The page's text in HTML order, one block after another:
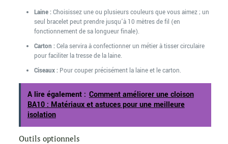
Laine :Choisissez une ou plusieurs couleurs que vous aimez ; un
seul bracelet peut prendre jusqu’à 10 mètres de fil (en
fonctionnement de sa longueur finale).
Carton :Cela servira à confectionner un métier à tisser circulaire
pour faciliter la tresse de la laine.
Ciseaux :Pour couper précisément la laine et le carton.
A lire également : Comment améliorer une cloison
BA10 : Matériaux et astuces pour une meilleure
isolation
Outils optionnels